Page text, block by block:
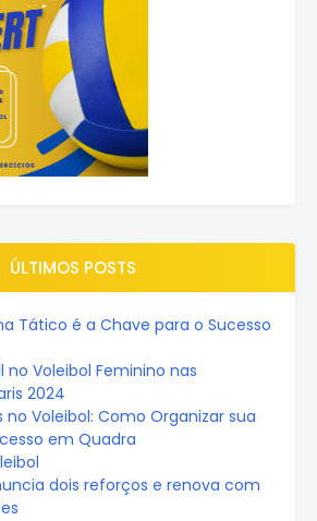
ÚLTIMOS POSTS
Tático é a Chave para o Sucesso
no Voleibol Feminino nas
2024
Voleibol: Como Organizar sua
em Quadra
dois reforços e renova com